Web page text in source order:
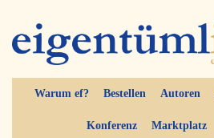
Warum ef? Bestellen Autoren
Konferenz Marktplatz